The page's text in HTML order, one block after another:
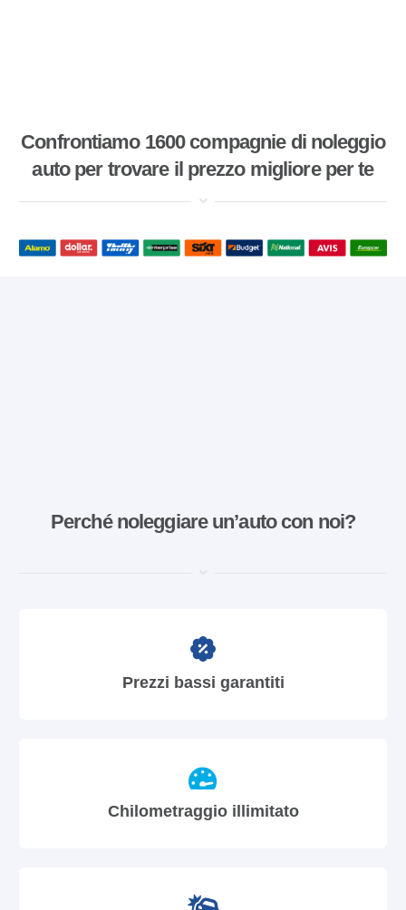
Confrontiamo 1600 compagnie di noleggio
auto per trovare il prezzo migliore per te
Perché noleggiare un’auto con noi?
Prezzi bassi garantiti
Chilometraggio illimitato